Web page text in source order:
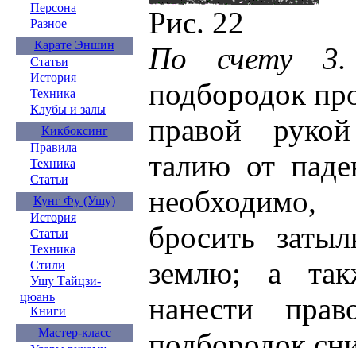
Персона
Разное
Карате Эншин
Статьи
История
Техника
Клубы и залы
Кикбоксинг
Правила
Техника
Статьи
Кунг Фу (Ушу)
История
Статьи
Техника
Стили
Ушу Тайцзи-
цюань
Книги
Мастер-класс
Рис. 22
По счету 3.
подбородок
правой
талию от
бросить
землю; а
нанести